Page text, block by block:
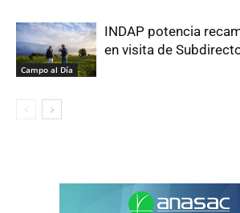
Campo al Día
INDAP potencia
en visita de